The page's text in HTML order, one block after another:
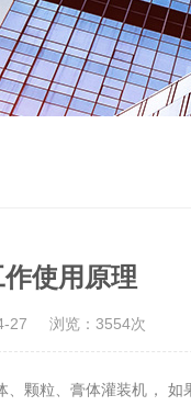
使用原理
27 浏览：3554次
颗粒、膏体灌装机，